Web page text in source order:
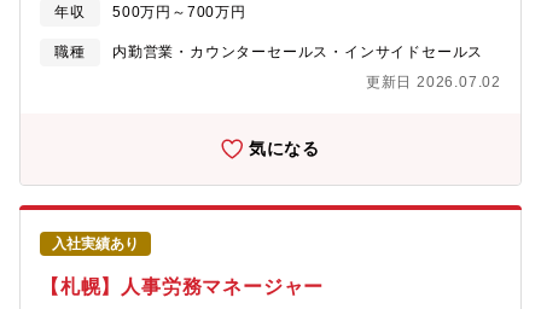
本最大級の看護師転職サイトを始めとする医療介護領域専門の人
材紹介サービスを幅広く取り扱います。【募集背景】インサイド
制を強化中です。本社のマーケティング部門と密に連携し、現場
す。【仕事内容】インサイドセールス部門における顧客価値向上
を目指し、マーケティング戦略の基盤作り及び実行を担っていた
だきます。・マーケティング施策の企画・実行：toBマーケティン
グの知見を活かし、見込み顧客獲得からナーチャリングまでの施
策実行・インサイドセールス組織の設計・推進： 顧客との関係性
構築の仕組み化、営業人材の育成や研修を主とするイネーブルメ
ントを推進・データ活用と改善： 顧客開拓の自動化ツールを活用
したデータ分析と改善提案その他、事業拡張に伴う実務や部署間
年収 500万円～700万円
職種
内勤営業・カウンターセールス・インサイドセールス
更新日 2026.07.02
気になる
入社実績あり
【札幌】人事労務マネージャー